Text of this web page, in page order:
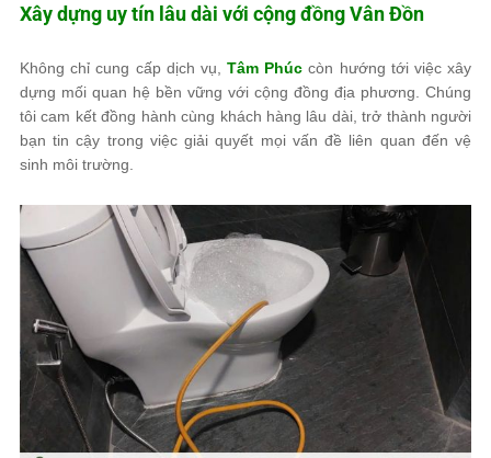
Xây dựng uy tín lâu dài với cộng đồng Vân Đồn
Không chỉ cung cấp dịch vụ, Tâm Phúc còn hướng tới việc xây
dựng mối quan hệ bền vững với cộng đồng địa phương. Chúng
tôi cam kết đồng hành cùng khách hàng lâu dài, trở thành người
bạn tin cậy trong việc giải quyết mọi vấn đề liên quan đến vệ
sinh môi trường.